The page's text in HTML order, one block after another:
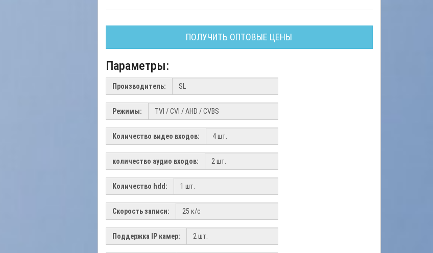
ПОЛУЧИТЬ ОПТОВЫЕ ЦЕНЫ
Параметры:
Производитель:
Режимы:
Количество видео входов:
количество аудио входов:
Количество hdd:
Скорость записи:
Поддержка IP камер: